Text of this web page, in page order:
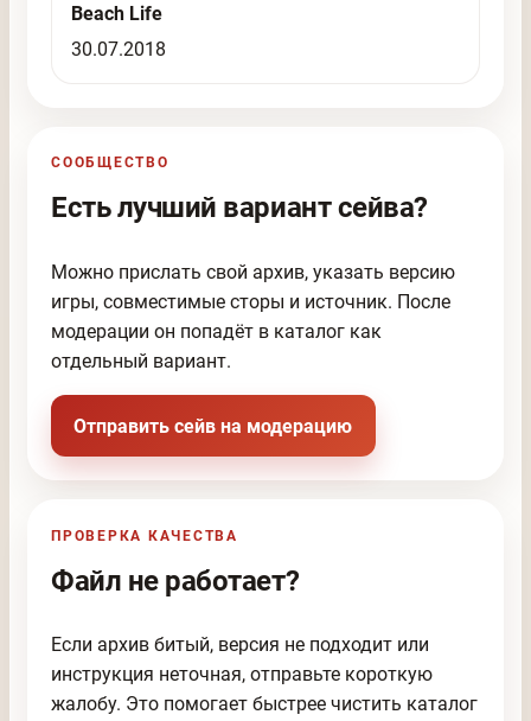
Beach Life
30.07.2018
СООБЩЕСТВО
Есть лучший вариант сейва?
Можно прислать свой архив, указать версию
игры, совместимые сторы и источник. После
модерации он попадёт в каталог как
отдельный вариант.
Отправить сейв на модерацию
ПРОВЕРКА КАЧЕСТВА
Файл не работает?
Если архив битый, версия не подходит или
инструкция неточная, отправьте короткую
жалобу. Это помогает быстрее чистить каталог